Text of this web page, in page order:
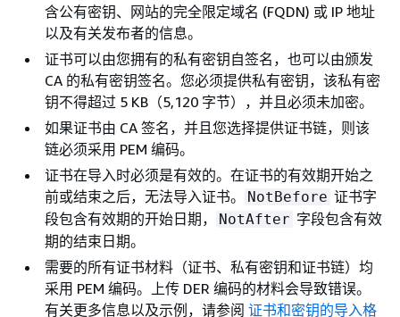
含公有密钥、网站的完全限定域名 (FQDN) 或 IP 地址
以及有关发布者的信息。
证书可以由您拥有的私有密钥自签名，也可以由颁发
CA 的私有密钥签名。您必须提供私有密钥，该私有密
钥不得超过 5 KB（5,120 字节），并且必须未加密。
如果证书由 CA 签名，并且您选择提供证书链，则该
链必须采用 PEM 编码。
证书在导入时必须是有效的。在证书的有效期开始之
前或结束之后，无法导入证书。
NotBefore 证书字
段包含有效期的开始日期，
NotAfter 字段包含有效
期的结束日期。
需要的所有证书材料（证书、私有密钥和证书链）均
采用 PEM 编码。上传 DER 编码的材料会导致错误。
有关更多信息以及示例，请参阅 证书和密钥的导入格